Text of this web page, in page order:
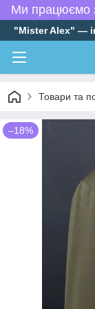
Ми працюємо
"Mister Alex" —
Товари та
–18%